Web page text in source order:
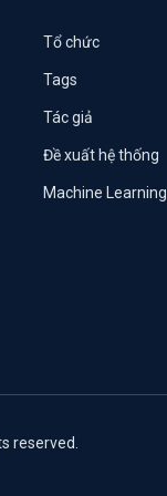
Tổ chức
Tags
Tác giả
Đề xuất hệ thống
Machine Learning
reserved.